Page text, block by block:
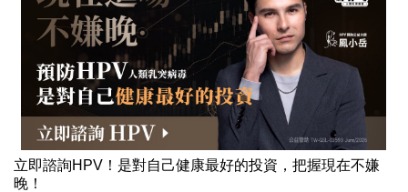
立即諮詢HPV！是對自己健康最好的投資，把握現在不嫌
晚！